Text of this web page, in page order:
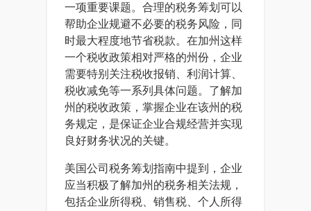
一项重要课题。合理的税务筹划可以
帮助企业规避不必要的税务风险，同
时最大程度地节省税款。在加州这样
一个税收政策相对严格的州份，企业
需要特别关注税收报销、利润计算、
税收减免等一系列具体问题。了解加
州的税收政策，掌握企业在该州的税
务规定，是保证企业合规经营并实现
良好财务状况的关键。
美国公司税务筹划指南中提到，企业
应当积极了解加州的税务相关法规，
包括企业所得税、销售税、个人所得